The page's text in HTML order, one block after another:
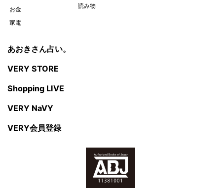
お金
家電
読み物
あおきさん占い。
VERY STORE
Shopping LIVE
VERY NaVY
VERY会員登録